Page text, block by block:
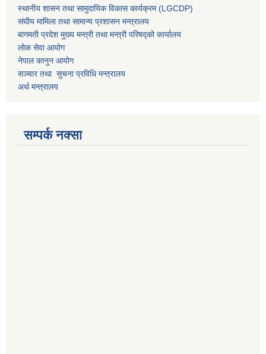
स्थानीय शासन तथा सामुदायिक विकास कार्यक्रम (LGCDP)
संघीय मामिला तथा सामान्य प्रशासन मन्त्रालय
बागमती प्रदेश मुख्य मन्त्री तथा मन्त्री परिषद्को कार्यालय
लोक सेवा आयोग
नेपाल कानुन आयोग
सञ्चार तथा सुचना प्रविधि मन्त्रालय
अर्थ मन्त्रालय
सम्पर्क नक्सा